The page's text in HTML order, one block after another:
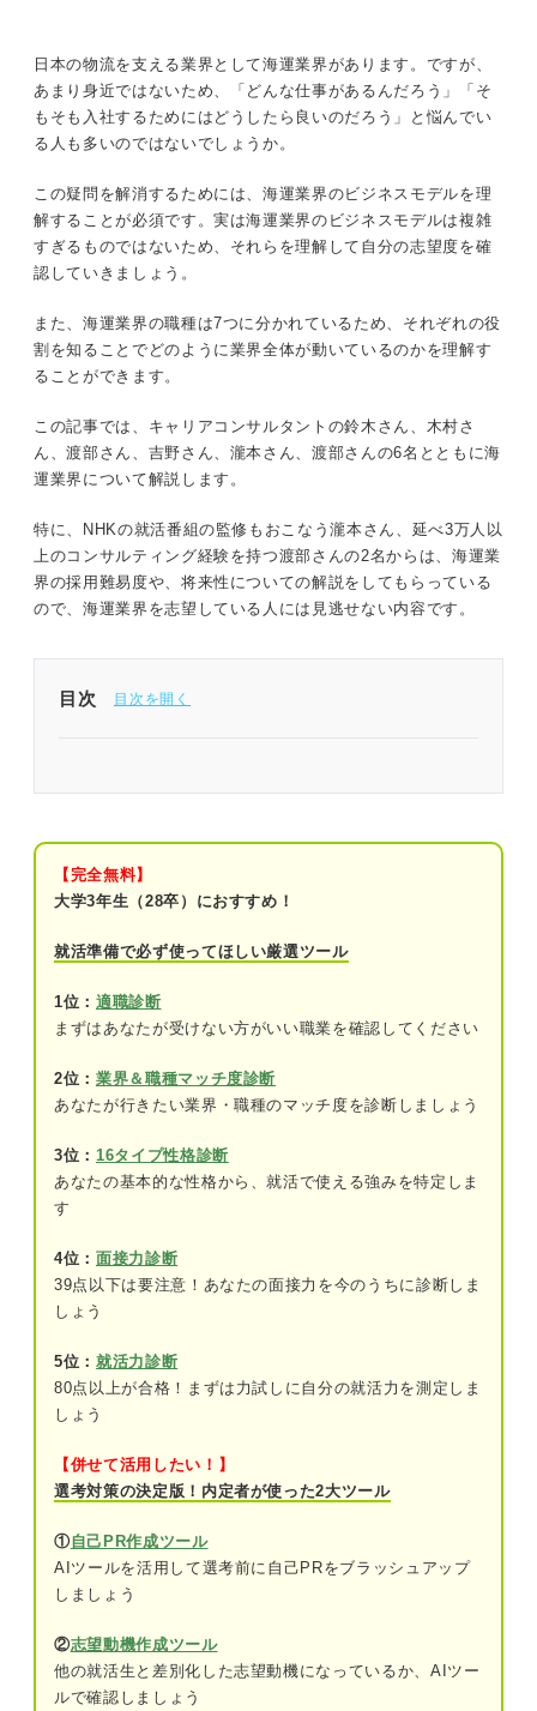
まずは全体像を把握！ 海運業界のビジネスモ
デルと業界規模
海運業界の職種と仕事内容を知って働くイメー
ジを膨らませよう
就職を目指すなら理解必須！ 海運業界の最新
トレンド
※AIの特性上、間違いが含まれている場合があります。記事本文
と併せてご確認ください。
日本の物流を支える業界として海運業界があります。ですが、
あまり身近ではないため、「どんな仕事があるんだろう」「そ
もそも入社するためにはどうしたら良いのだろう」と悩んでい
る人も多いのではないでしょうか。
この疑問を解消するためには、海運業界のビジネスモデルを理
解することが必須です。実は海運業界のビジネスモデルは複雑
すぎるものではないため、それらを理解して自分の志望度を確
認していきましょう。
また、海運業界の職種は7つに分かれているため、それぞれの役
割を知ることでどのように業界全体が動いているのかを理解す
ることができます。
この記事では、キャリアコンサルタントの鈴木さん、木村さ
ん、渡部さん、吉野さん、瀧本さん、渡部さんの6名とともに海
運業界について解説します。
特に、NHKの就活番組の監修もおこなう瀧本さん、延べ3万人以
上のコンサルティング経験を持つ渡部さんの2名からは、海運業
界の採用難易度や、将来性についての解説をしてもらっている
ので、海運業界を志望している人には見逃せない内容です。
目次
まずは全体像を把握！ 海運業界のビジネスモデル
と業界規模
ビジネスモデル
海運業界の市場規模
海運業界の職種と仕事内容を知って働くイメージを
海上職
世界情勢による原油価格の高騰
環境保全への取り組み
業界を支えているのはどんな企業？ 海運業界の大
手5社
①日本郵船
②商船三井
④NSユナイテッド海運
【完全無料】
大学3年生（28卒）におすすめ！
就活準備で必ず使ってほしい厳選ツール
1位： 適職診断
まずはあなたが受けない方がいい職業を確認してください
2位： 業界＆職種マッチ度診断
あなたが行きたい業界・職種のマッチ度を診断しましょう
3位： 16タイプ性格診断
あなたの基本的な性格から、就活で使える強みを特定しま
す
4位： 面接力診断
39点以下は要注意！あなたの面接力を今のうちに診断しま
しょう
5位： 就活力診断
80点以上が合格！まずは力試しに自分の就活力を測定しま
しょう
【併せて活用したい！】
選考対策の決定版！内定者が使った2大ツール
①自己PR作成ツール
AIツールを活用して選考前に自己PRをブラッシュアップ
しましょう
②志望動機作成ツール
他の就活生と差別化した志望動機になっているか、AIツー
ルで確認しましょう
海運業界は重要インフラの1つ！ 日本の貿易の大半を占め
ている
まずは全体像を把握！ 海運業界のビジネスモデルと業界
規模